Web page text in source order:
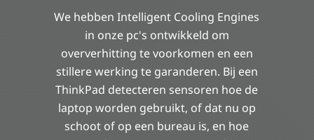
We hebben Intelligent Cooling Engines
in onze pc's ontwikkeld om
oververhitting te voorkomen en een
stillere werking te garanderen. Bij een
ThinkPad detecteren sensoren hoe de
laptop worden gebruikt, of dat nu op
schoot of op een bureau is, en hoe